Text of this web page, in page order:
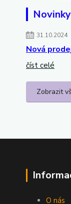
Novinky
31.10.2024
Nová
číst celé
Zobrazit
O nás